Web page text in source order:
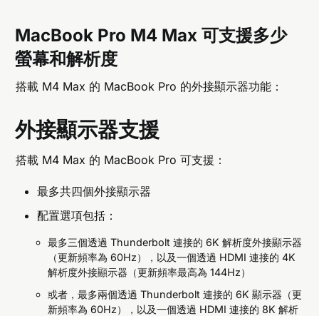
MacBook Pro M4 Max 可支援多少
螢幕和解析度
搭載 M4 Max 的 MacBook Pro 的外接顯示器功能：
外接顯示器支援
搭載 M4 Max 的 MacBook Pro 可支援：
最多共四個外接顯示器
配置選項包括：
最多三個透過 Thunderbolt 連接的 6K 解析度外接顯示器
（更新頻率為 60Hz），以及一個透過 HDMI 連接的 4K
解析度外接顯示器（更新頻率最高為 144Hz）
或者，最多兩個透過 Thunderbolt 連接的 6K 顯示器（更
新頻率為 60Hz），以及一個透過 HDMI 連接的 8K 解析